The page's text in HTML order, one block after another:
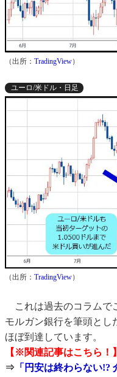
（出所： TradingView）
ユーロ/米ドル・日足
（出所： TradingView）
これは過去のコラムで
モルガン銀行を筆頭とし
ほぼ到達しています。
【※関連記事はこちら！】
⇒ 「円安は終わらない!?